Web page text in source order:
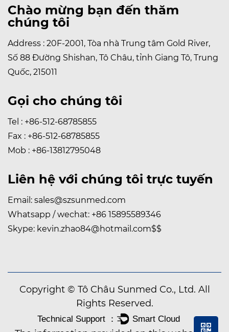
Chào mừng bạn đến thăm
chúng tôi
Address : 20F-2001, Tòa nhà Trung tâm Gold River,
Số 88 Đường Shishan, Tô Châu, tỉnh Giang Tô, Trung
Quốc, 215011
Gọi cho chúng tôi
Tel : +86-512-68785855
Fax : +86-512-68785855
Mob : +86-13812795048
Liên hệ với chúng tôi trực tuyến
Email: sales@szsunmed.com
Whatsapp / wechat: +86 15895589346
Skype: kevin.zhao84@hotmail.com$$
Copyright © Tô Châu Sunmed Co., Ltd. All
Rights Reserved.